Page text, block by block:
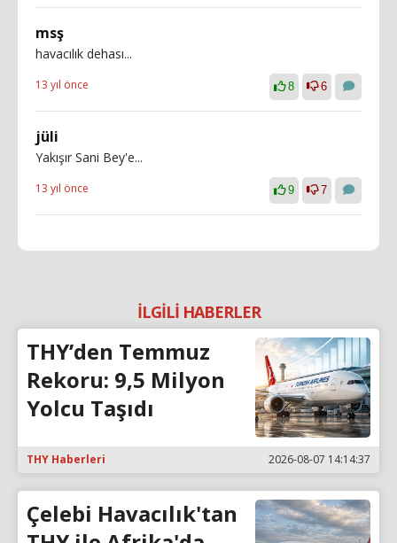
msş
havacılık dehası...
13 yıl önce 8 6
jüli
Yakışır Sani Bey'e...
13 yıl önce 9 7
İLGİLİ HABERLER
THY’den Temmuz
Rekoru: 9,5 Milyon
Yolcu Taşıdı
THY Haberleri 2026-08-07 14:14:37
Çelebi Havacılık'tan